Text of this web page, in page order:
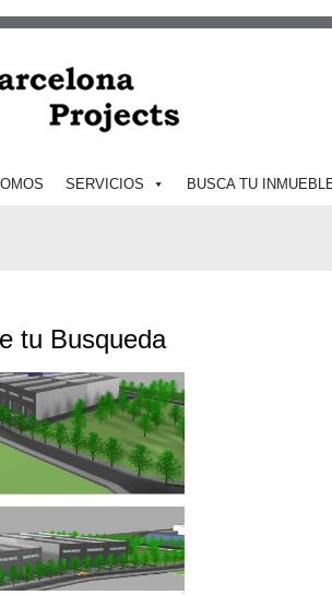
SERVICIOS BUSCA TU
tu Busqueda